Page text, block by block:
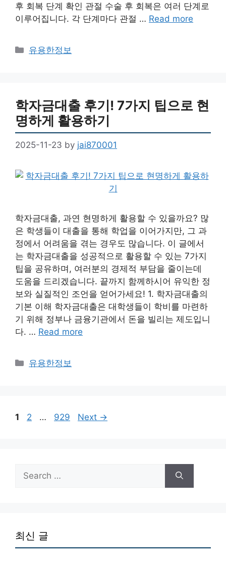
후 회복 단계 확인 관절 수술 후 회복은 여러 단계로
이루어집니다. 각 단계마다 관절 … Read more
Categories
유용한정보
학자금대출 후기! 7가지 팁으로 현
명하게 활용하기
2025-11-23 by jai870001
학자금대출, 과연 현명하게 활용할 수 있을까요? 많
은 학생들이 대출을 통해 학업을 이어가지만, 그 과
정에서 어려움을 겪는 경우도 많습니다. 이 글에서
는 학자금대출을 성공적으로 활용할 수 있는 7가지
팁을 공유하며, 여러분의 경제적 부담을 줄이는데
도움을 드리겠습니다. 끝까지 함께하시어 유익한 정
보와 실질적인 조언을 얻어가세요! 1. 학자금대출의
기본 이해 학자금대출은 대학생들이 학비를 마련하
기 위해 정부나 금융기관에서 돈을 빌리는 제도입니
다. … Read more
Categories
유용한정보
Page
1 Page
2 … Page
929 Next →
Search
for:
최신 글